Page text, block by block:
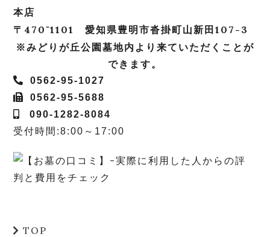
本店
〒470⁻1101 愛知県豊明市沓掛町山新田107-3
※みどりが丘公園墓地内より来ていただくことが
できます。
0562-95-1027
0562-95-5688
090-1282-8084
受付時間:8:00～17:00
TOP